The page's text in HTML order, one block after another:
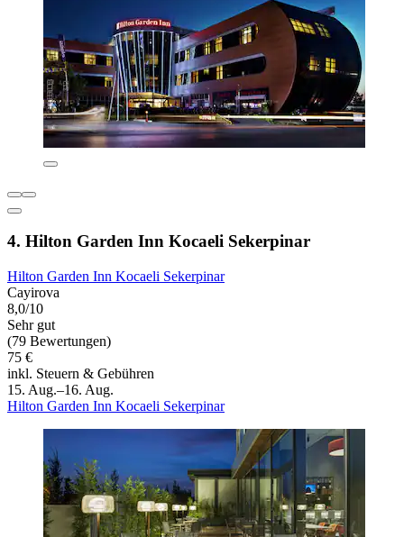
4. Hilton Garden Inn Kocaeli Sekerpinar
Hilton Garden Inn Kocaeli Sekerpinar
Cayirova
8,0/10
Sehr gut
(79 Bewertungen)
75 €
inkl. Steuern & Gebühren
15. Aug.–16. Aug.
Hilton Garden Inn Kocaeli Sekerpinar